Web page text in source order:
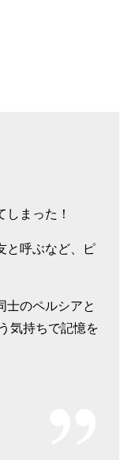
まった！
と呼ぶなど、ピ
士のペルシアと
気持ちで記憶を